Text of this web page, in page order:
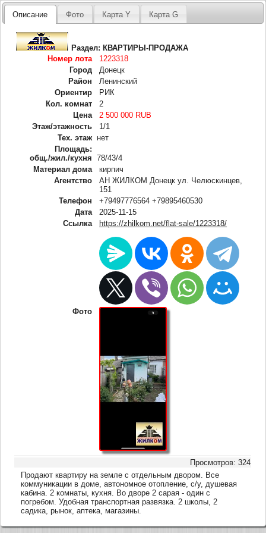
Описание Фото Карта Y Карта G
Раздел:КВАРТИРЫ-ПРОДАЖА
Номер лота
1223318
Город
Донецк
Район
Ленинский
Ориентир
РИК
Кол. комнат
2
Цена
2 500 000 RUB
Этаж/этажность
1/1
Тех. этаж нет
Площадь:
общ./жил./кухня
78/43/4
Материал дома
кирпич
Агентство
АН ЖИЛКОМ Донецк ул. Челюскинцев,
151
Телефон
+79497776564 +79895460530
Дата
2025-11-15
Ссылка
https://zhilkom.net/flat-sale/1223318/
Фото
Просмотров: 324
Продают квартиру на земле с отдельным двором. Все
коммуникации в доме, автономное отопление, с/у, душевая
кабина. 2 комнаты, кухня. Во дворе 2 сарая - один с
погребом. Удобная транспортная развязка. 2 школы, 2
садика, рынок, аптека, магазины.